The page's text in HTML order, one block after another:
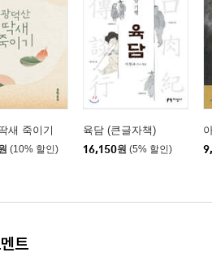
새 죽이기
(10% 할인)
육담 (큰글자책)
16,150원 (5% 할인)
트